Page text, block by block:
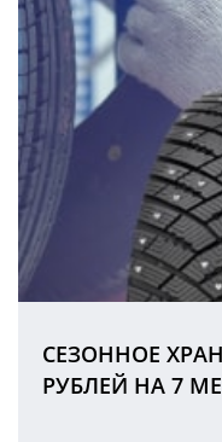
СЕЗОННОЕ
РУБЛЕЙ НА 7